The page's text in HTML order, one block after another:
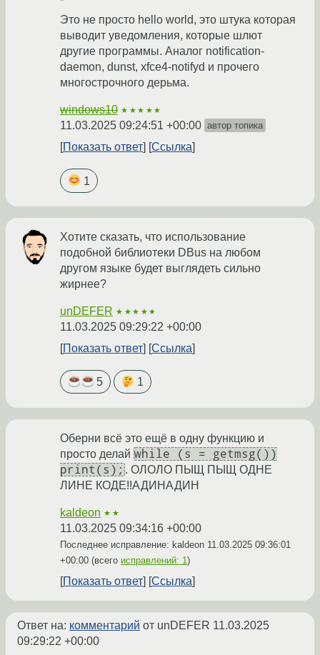
Это не просто hello world, это штука которая
выводит уведомления, которые шлют
другие программы. Аналог notification-
daemon, dunst, xfce4-notifyd и прочего
многострочного дерьма.
windows10 ★★★★★
11.03.2025 09:24:51 +00:00 автор топика
Показать ответ Ссылка
1
Хотите сказать, что использование
подобной библиотеки DBus на любом
другом языке будет выглядеть сильно
жирнее?
unDEFER ★★★★★
11.03.2025 09:29:22 +00:00
Показать ответ
Ссылка
5 1
Оберни всё это ещё в одну функцию и
просто делай while (s = getmsg())
print(s); . ОЛОЛО ПЫЩ ПЫЩ ОДНЕ
ЛИНЕ КОДЕ!!АДИНАДИН
kaldeon ★★
11.03.2025 09:34:16 +00:00
Последнее исправление: kaldeon 11.03.2025 09:36:01
+00:00 (всего исправлений: 1)
Показать ответ Ссылка
Ответ на: комментарий от unDEFER 11.03.2025
09:29:22 +00:00